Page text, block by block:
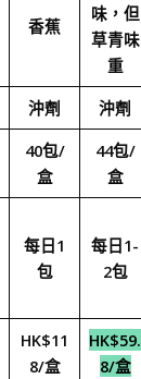
香蕉
味，但
草青味
重
沖劑 沖劑
40包/
盒
44包/
盒
每日1
包
每日1-
2包
HK$11
8/盒
HK$59.
8/盒